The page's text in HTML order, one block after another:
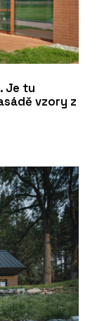
Je tu
vzory z